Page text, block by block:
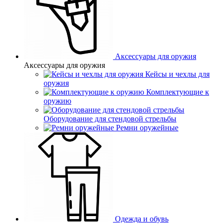
Аксессуары для оружия
Аксессуары для оружия
Кейсы и чехлы для
оружия
Комплектующие к
оружию
Оборудование для стендовой стрельбы
Ремни оружейные
Одежда и обувь